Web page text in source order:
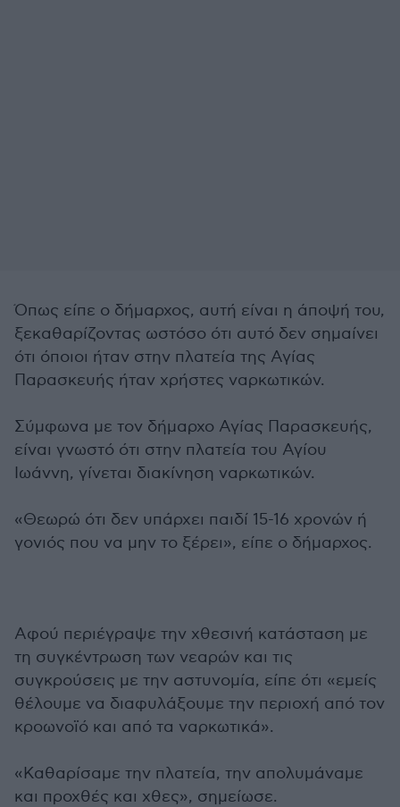
Όπως είπε ο δήμαρχος, αυτή είναι η άποψή του,
ξεκαθαρίζοντας ωστόσο ότι αυτό δεν σημαίνει
ότι όποιοι ήταν στην πλατεία της Αγίας
Παρασκευής ήταν χρήστες ναρκωτικών.
Σύμφωνα με τον δήμαρχο Αγίας Παρασκευής,
είναι γνωστό ότι στην πλατεία του Αγίου
Ιωάννη, γίνεται διακίνηση ναρκωτικών.
«Θεωρώ ότι δεν υπάρχει παιδί 15-16 χρονών ή
γονιός που να μην το ξέρει», είπε ο δήμαρχος.
Αφού περιέγραψε την χθεσινή κατάσταση με
τη συγκέντρωση των νεαρών και τις
συγκρούσεις με την αστυνομία, είπε ότι «εμείς
θέλουμε να διαφυλάξουμε την περιοχή από τον
κροωνοϊό και από τα ναρκωτικά».
«Καθαρίσαμε την πλατεία, την απολυμάναμε
και προχθές και χθες», σημείωσε.